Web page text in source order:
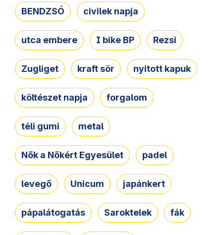
BENDZSÓ civilek napja
utca embere I bike BP Rezsi
Zugliget kraft sör nyitott kapuk
költészet napja forgalom
téli gumi metal
Nők a Nőkért Egyesület padel
levegő Unicum japánkert
pápalátogatás Saroktelek fák